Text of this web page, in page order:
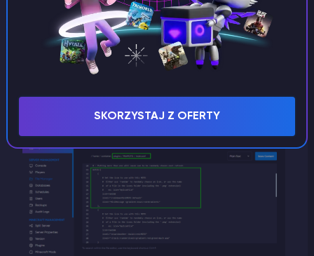
(1.16). Można go pobraćtutaj!
Teraz pobierz i umieść wtyczkę w folderze
serwerówplugins
(lub folderze modów) i
uruchom ponownie. Po ponownym uruchomieniu
Teraz możesz zmienić MOTD, jak chcesz.
Dokumenty MiniMessagemogą pomóc w
SKORZYSTAJ Z OFERTY